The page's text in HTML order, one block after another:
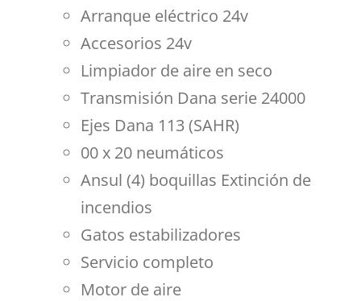
Arranque eléctrico 24v
Accesorios 24v
Limpiador de aire en seco
Transmisión Dana serie 24000
Ejes Dana 113 (SAHR)
00 x 20 neumáticos
Ansul (4) boquillas Extinción de
incendios
Gatos estabilizadores
Servicio completo
Motor de aire